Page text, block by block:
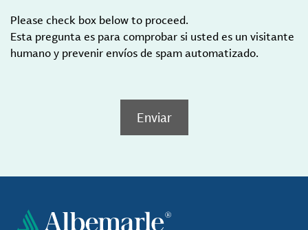
Please check box below to proceed.
Esta pregunta es para comprobar si usted es un visitante
humano y prevenir envíos de spam automatizado.
Enviar